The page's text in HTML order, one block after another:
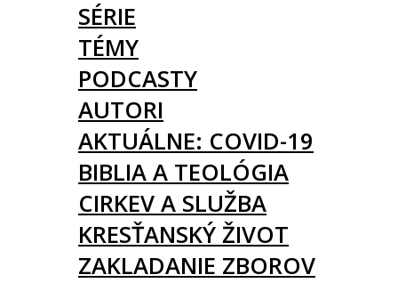
SÉRIE
TÉMY
PODCASTY
AUTORI
AKTUÁLNE: COVID-19
BIBLIA A TEOLÓGIA
CIRKEV A SLUŽBA
KRESŤANSKÝ ŽIVOT
ZAKLADANIE ZBOROV